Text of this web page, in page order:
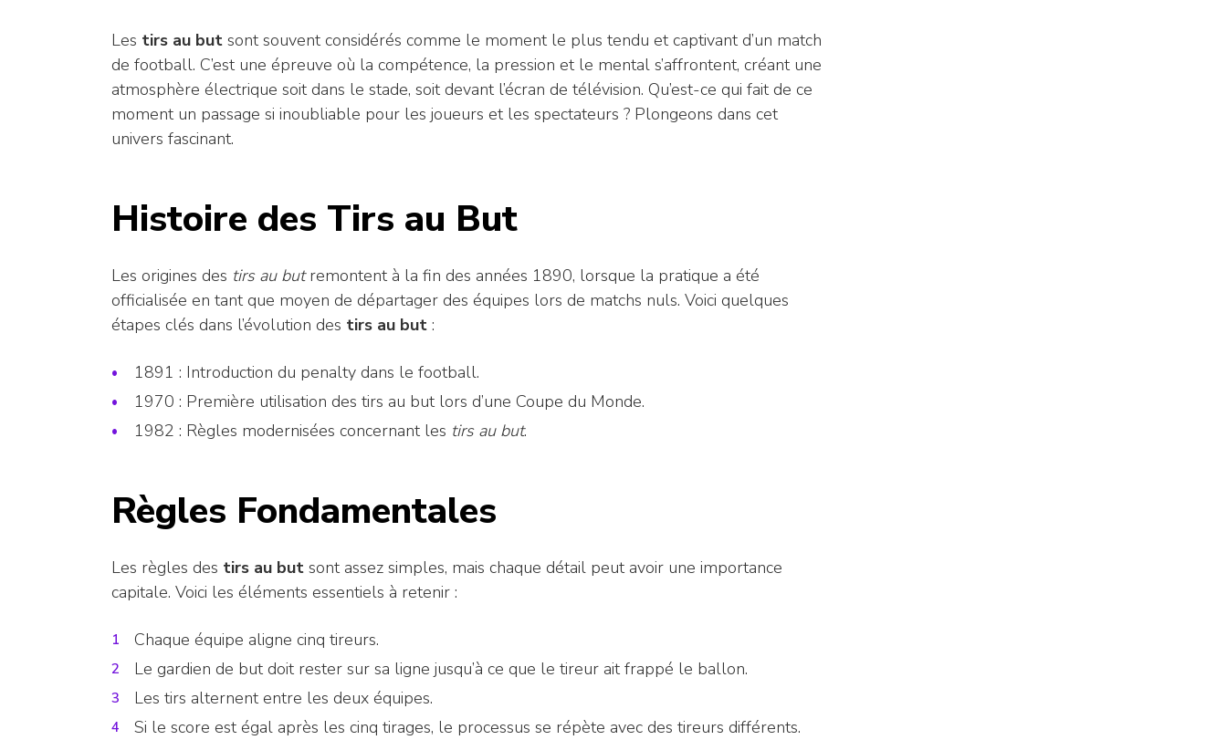
Les tirs au but sont souvent considérés comme le moment le plus tendu et captivant d’un match
de football. C’est une épreuve où la compétence, la pression et le mental s’affrontent, créant une
atmosphère électrique soit dans le stade, soit devant l’écran de télévision. Qu’est-ce qui fait de ce
moment un passage si inoubliable pour les joueurs et les spectateurs ? Plongeons dans cet
univers fascinant.
Histoire des Tirs au But
Les origines des tirs au butremontent à la fin des années 1890, lorsque la pratique a été
officialisée en tant que moyen de départager des équipes lors de matchs nuls. Voici quelques
étapes clés dans l’évolution des tirs au but :
1891 : Introduction du penalty dans le football.
1970 : Première utilisation des tirs au but lors d’une Coupe du Monde.
1982 : Règles modernisées concernant les tirs au but.
Règles Fondamentales
Les règles des tirs au but sont assez simples, mais chaque détail peut avoir une importance
capitale. Voici les éléments essentiels à retenir :
Chaque équipe aligne cinq tireurs.
Le gardien de but doit rester sur sa ligne jusqu’à ce que le tireur ait frappé le ballon.
Les tirs alternent entre les deux équipes.
Si le score est égal après les cinq tirages, le processus se répète avec des tireurs différents.